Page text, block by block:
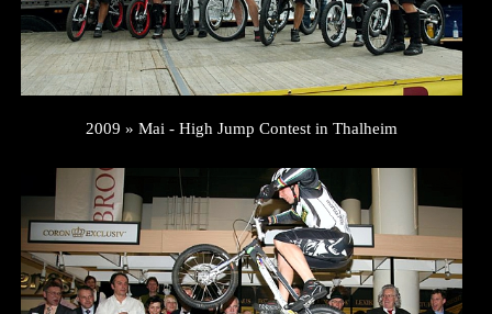
2009 » Mai - High Jump Contest in Thalheim